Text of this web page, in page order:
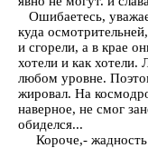
Ошибаетесь,
куда
и сгорели, а в крае
хотели и как
любом уровне.
жировал. На
наверное, не смог
обиделся...
Короче,- жадность